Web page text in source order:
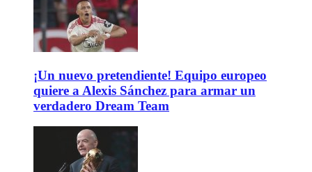
¡Un nuevo pretendiente! Equipo europeo
quiere a Alexis Sánchez para armar un
verdadero Dream Team